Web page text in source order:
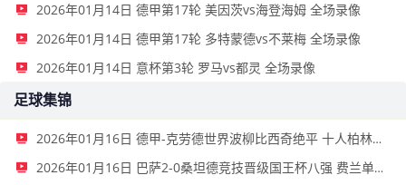
2026年01月14日 德甲第17轮 美因茨vs海登海姆 全场录像
2026年01月14日 德甲第17轮 多特蒙德vs不莱梅 全场录像
2026年01月14日 意杯第3轮 罗马vs都灵 全场录像
足球集锦
2026年01月16日 德甲-克劳德世界波柳比西奇绝平 十人柏林联合1-1奥格斯堡
2026年01月16日 巴萨2-0桑坦德竞技晋级国王杯八强 费兰单刀球破门亚马尔建功